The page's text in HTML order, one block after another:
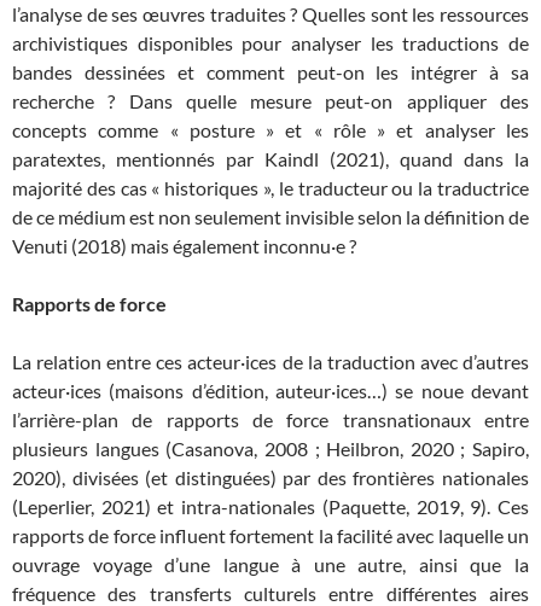
l’analyse de ses œuvres traduites ? Quelles sont les ressources
archivistiques disponibles pour analyser les traductions de
bandes dessinées et comment peut-on les intégrer à sa
recherche ? Dans quelle mesure peut-on appliquer des
concepts comme « posture » et « rôle » et analyser les
paratextes, mentionnés par Kaindl (2021), quand dans la
majorité des cas « historiques », le traducteur ou la traductrice
de ce médium est non seulement invisible selon la définition de
Venuti (2018) mais également inconnu·e ?
Rapports de force
La relation entre ces acteur·ices de la traduction avec d’autres
acteur·ices (maisons d’édition, auteur·ices…) se noue devant
l’arrière-plan de rapports de force transnationaux entre
plusieurs langues (Casanova, 2008 ; Heilbron, 2020 ; Sapiro,
2020), divisées (et distinguées) par des frontières nationales
(Leperlier, 2021) et intra-nationales (Paquette, 2019, 9). Ces
rapports de force influent fortement la facilité avec laquelle un
ouvrage voyage d’une langue à une autre, ainsi que la
fréquence des transferts culturels entre différentes aires